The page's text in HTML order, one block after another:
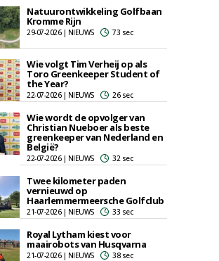
Natuurontwikkeling Golfbaan
Kromme Rijn
29-07-2026 | NIEUWS 73 sec
Wie volgt Tim Verheij op als
Toro Greenkeeper Student of
the Year?
22-07-2026 | NIEUWS 26 sec
Wie wordt de opvolger van
Christian Nueboer als beste
greenkeeper van Nederland en
België?
22-07-2026 | NIEUWS 32 sec
Twee kilometer paden
vernieuwd op
Haarlemmermeersche Golfclub
21-07-2026 | NIEUWS 33 sec
Royal Lytham kiest voor
maairobots van Husqvarna
21-07-2026 | NIEUWS 38 sec